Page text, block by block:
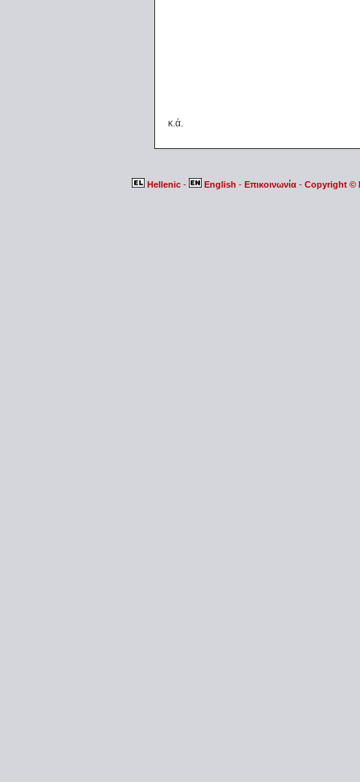
κ.ά.
Hellenic - English - Επικοινωνία - Copyright ©